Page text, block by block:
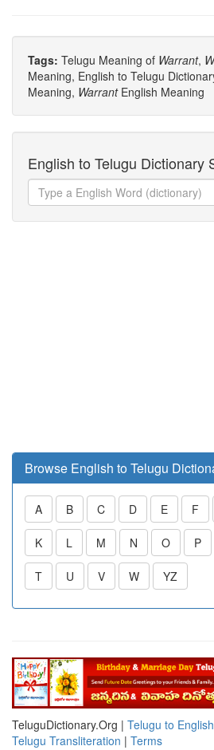
Tags: Telugu Meaning of Warrant,
Meaning, English to Telugu
Meaning, WarrantEnglish Meaning
English to Telugu Dictionary
Browse English to Telugu
A B C D E F
K L M N O P
T U V W YZ
TeluguDictionary.Org | Telugu to English
Telugu Transliteration | Terms